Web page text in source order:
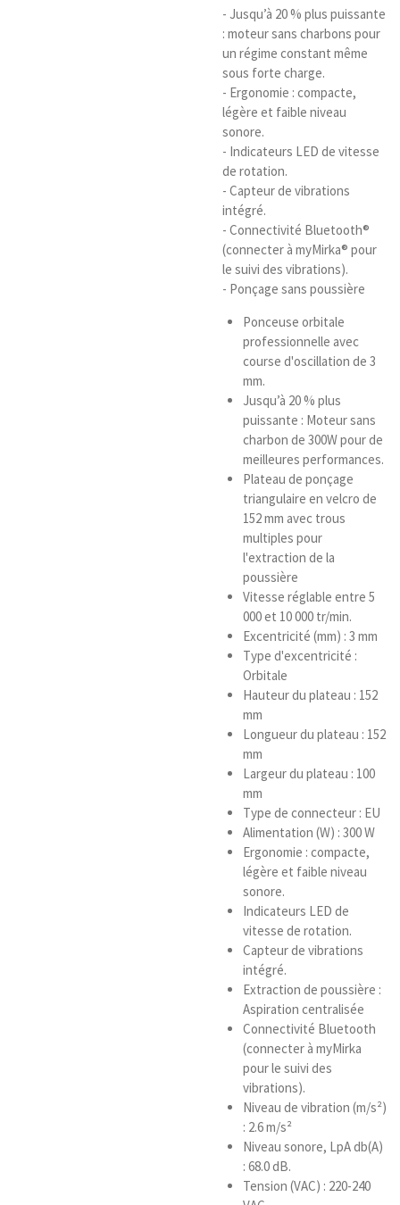
- Jusqu’à 20 % plus puissante
: moteur sans charbons pour
un régime constant même
sous forte charge.
- Ergonomie : compacte,
légère et faible niveau
sonore.
- Indicateurs LED de vitesse
de rotation.
- Capteur de vibrations
intégré.
- Connectivité Bluetooth®
(connecter à myMirka® pour
le suivi des vibrations).
- Ponçage sans poussière
Ponceuse orbitale
professionnelle avec
course d'oscillation de 3
mm.
Jusqu’à 20 % plus
puissante : Moteur sans
charbon de 300W pour de
meilleures performances.
Plateau de ponçage
triangulaire en velcro de
152 mm avec trous
multiples pour
l'extraction de la
poussière
Vitesse réglable entre 5
000 et 10 000 tr/min.
Excentricité (mm) : 3 mm
Type d'excentricité :
Orbitale
Hauteur du plateau : 152
mm
Longueur du plateau : 152
mm
Largeur du plateau : 100
mm
Type de connecteur : EU
Alimentation (W) : 300 W
Ergonomie : compacte,
légère et faible niveau
sonore.
Indicateurs LED de
vitesse de rotation.
Capteur de vibrations
intégré.
Extraction de poussière :
Aspiration centralisée
Connectivité Bluetooth
(connecter à myMirka
pour le suivi des
vibrations).
Niveau de vibration (m/s²)
: 2.6 m/s²
Niveau sonore, LpA db(A)
: 68.0 dB.
Tension (VAC) : 220-240